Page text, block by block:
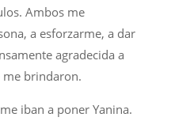
Ambos me
a esforzarme, a dar
agradecida a
brindaron.
iban a poner Yanina.